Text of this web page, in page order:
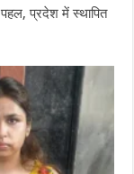
प्रदेश में स्थापित